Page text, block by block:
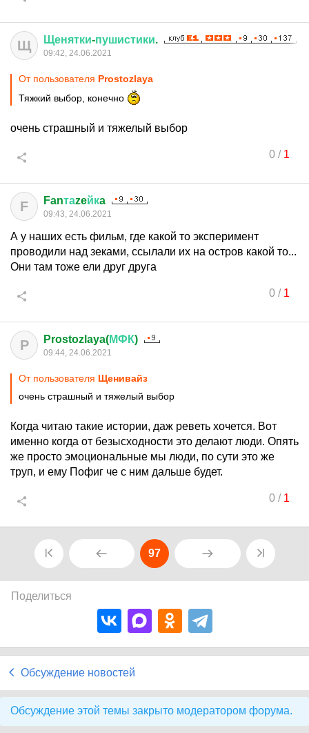
Щ Щенятки-пушистики.
09:42, 24.06.2021
От пользователя Prostozlaya
Тяжкий выбор, конечно
очень страшный и тяжелый выбор
0/ 1
F Fanтаzeйкa
09:43, 24.06.2021
А у наших есть фильм, где какой то эксперимент
проводили над зеками, ссылали их на остров какой то...
Они там тоже ели друг друга
0/ 1
P Prostozlaya(МФК)
09:44, 24.06.2021
От пользователя Щенивайз
очень страшный и тяжелый выбор
Когда читаю такие истории, даж реветь хочется. Вот
именно когда от безысходности это делают люди. Опять
же просто эмоциональные мы люди, по сути это же
труп, и ему Пофиг че с ним дальше будет.
0/ 1
97
Поделиться
Обсуждение новостей
Обсуждение этой темы закрыто модератором форума.